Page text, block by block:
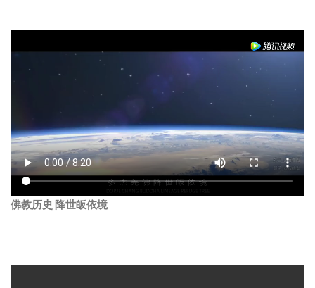
佛教历史 降世皈依境